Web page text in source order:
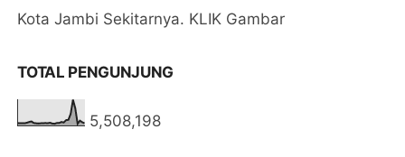
Kota Jambi Sekitarnya. KLIK Gambar
TOTAL PENGUNJUNG
5,508,198